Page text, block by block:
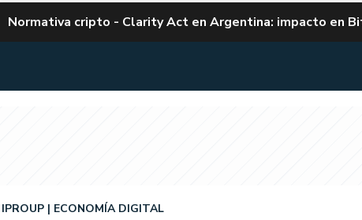
Normativa cripto - Clarity Act en Argentina: impacto en
IPROUP ECONOMÍA DIGITAL